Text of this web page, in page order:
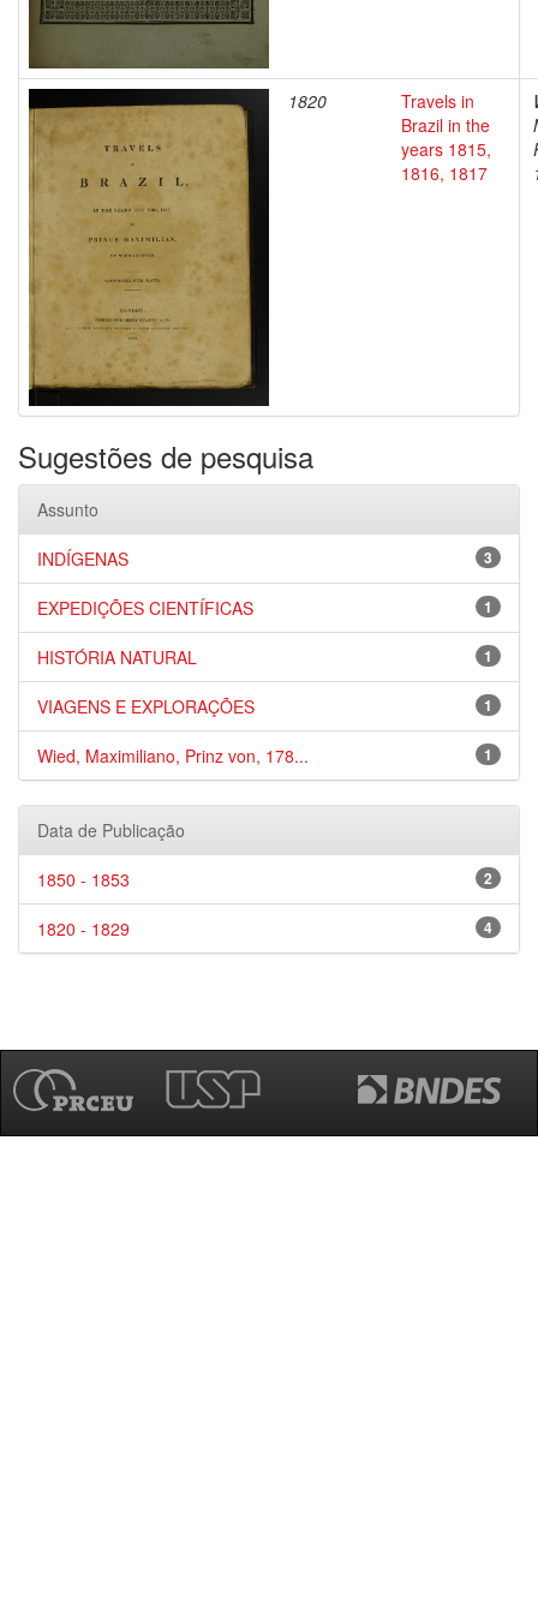
1820
Travels in
Brazil in the
years 1815,
1816, 1817
Sugestões de pesquisa
Assunto
3
INDÍGENAS
1
EXPEDIÇÕES CIENTÍFICAS
1
HISTÓRIA NATURAL
1
VIAGENS E EXPLORAÇÕES
1
Wied, Maximiliano, Prinz von, 178...
Data de Publicação
2
1850 - 1853
4
1820 - 1829